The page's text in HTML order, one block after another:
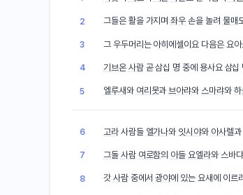
2 그들은 활을 가지며좌우 손을 놀려 물매
3 그 우두머리는 아히에셀이요 다음은 요
4 기브온 사람곧 삼십 명 중에 용사요 삼십
5 엘루새와 여리못과브아랴와스마랴와
6 고라사람들 엘가나와 잇시야와 아사렐과
7 그돌 사람 여로함의 아들 요엘라와 스바
8 갓 사람중에서광야에 있는 요새에 이르